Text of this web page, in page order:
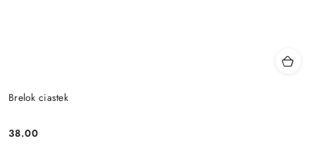
Brelok ciastek
Cena:
38.00